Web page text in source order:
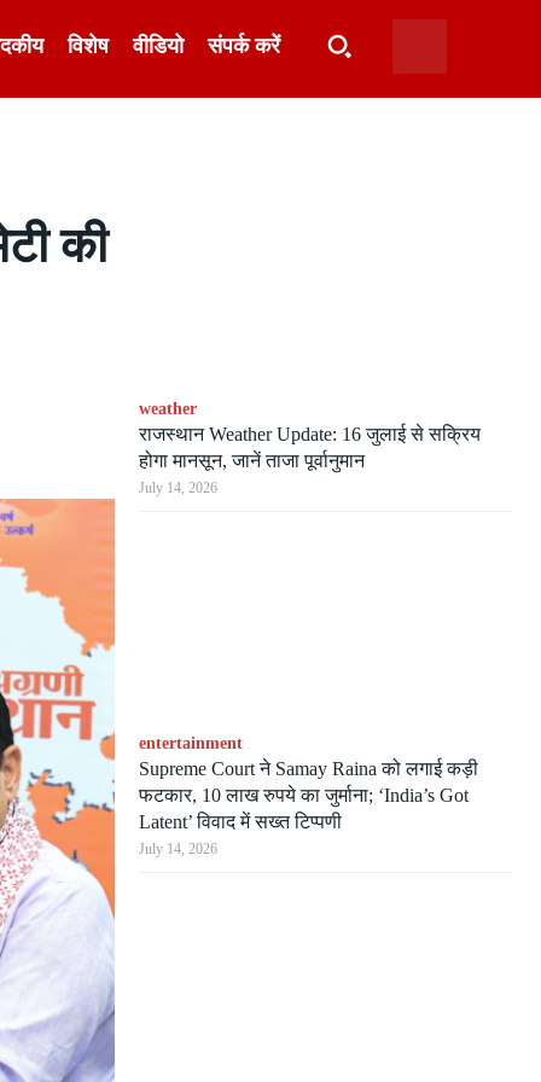
विशेष वीडियो संपर्क करें
की
weather
राजस्थान Weather Update: 16 जुलाई से सक्रिय
होगा मानसून, जानें ताजा पूर्वानुमान
July 14, 2026
entertainment
Supreme Court ने Samay Raina को लगाई कड़ी
फटकार, 10 लाख रुपये का जुर्माना; ‘India’s Got
Latent’ विवाद में सख्त टिप्पणी
July 14, 2026